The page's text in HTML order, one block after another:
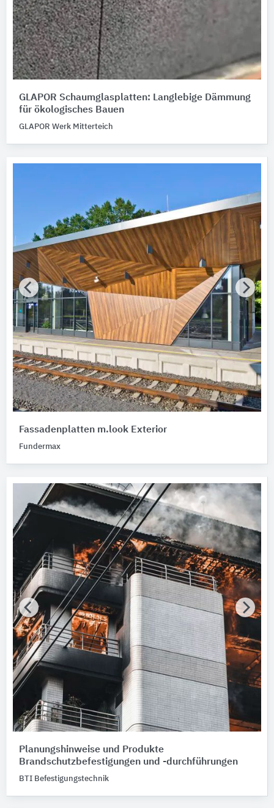
GLAPOR Schaumglasplatten: Langlebige Dämmung
für ökologisches Bauen
GLAPOR Werk Mitterteich
Fassadenplatten m.look Exterior
Fundermax
Planungshinweise und Produkte
Brandschutzbefestigungen und -durchführungen
BTI Befestigungstechnik